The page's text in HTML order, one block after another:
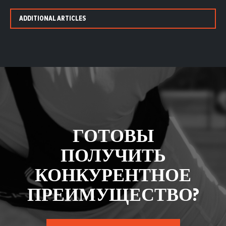
ADDITIONAL ARTICLES
ГОТОВЫ
ПОЛУЧИТЬ
КОНКУРЕНТНОЕ
ПРЕИМУЩЕСТВО?